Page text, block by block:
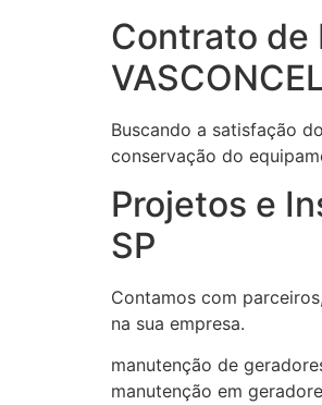
Contrato de
Buscando a satisfação
conservação do
Projetos e
SP
Contamos com
na sua empresa.
manutenção de
manutenção em